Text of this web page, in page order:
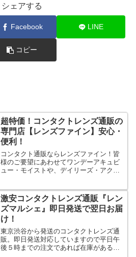
シェアする
Facebook LINE
コピー
超特価！コンタクトレンズ通販の
専門店【レンズファイン】安心・
便利！
コンタクト通販ならレンズファイン！皆
様のご要望にあわせてワンデーアキュビ
ュー・モイストや、デイリーズ・アクア
超特価！購入時の処方箋の確認は不要。
指定商品は日本全国送料無料。
激安コンタクトレンズ通販『レン
ズマルシェ』即日発送で翌日お届
け！
東京渋谷から発送のコンタクトレンズ通
販。即日発送対応していますので平日午
後５時までの注文であれば在庫がある商